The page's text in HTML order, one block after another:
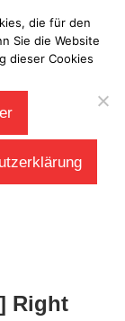
Right
die für den
Sie die Website
dieser Cookies